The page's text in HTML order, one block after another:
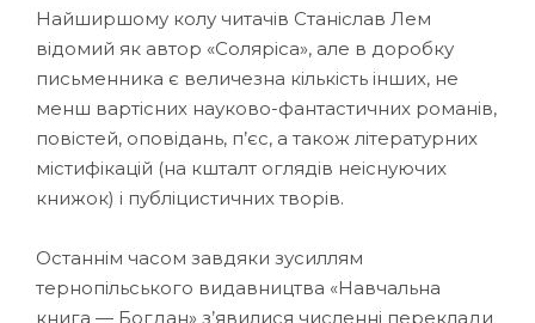
Найширшому колу читачів Станіслав Лем
відомий як автор «Соляріса», але в доробку
письменника є величезна кількість інших, не
менш вартісних науково-фантастичних романів,
повістей, оповідань, п’єс, а також літературних
містифікацій (на кшталт оглядів неіснуючих
книжок) і публіцистичних творів.
Останнім часом завдяки зусиллям
тернопільського видавництва «Навчальна
книга — Богдан» з’явилися численні переклади